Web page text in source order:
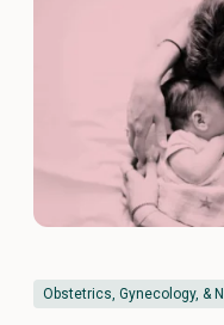
Obstetrics, Gynecology, &